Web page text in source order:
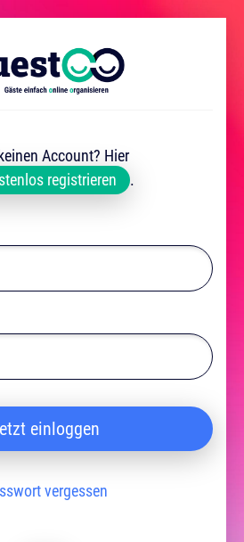
Account? Hier
registrieren
.
einloggen
vergessen